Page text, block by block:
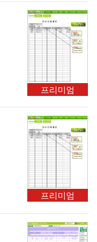
프리미엄
프리미엄